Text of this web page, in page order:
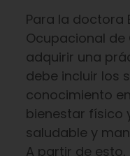
Para la doctora
Ocupacional de
adquirir una
debe incluir los
conocimiento
bienestar físico
saludable y
A partir de